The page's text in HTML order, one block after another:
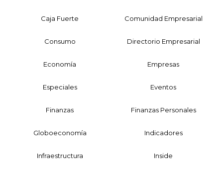
Caja Fuerte Comunidad Empresarial
Consumo Directorio Empresarial
Economía Empresas
Especiales Eventos
Finanzas Finanzas Personales
Globoeconomía Indicadores
Infraestructura Inside